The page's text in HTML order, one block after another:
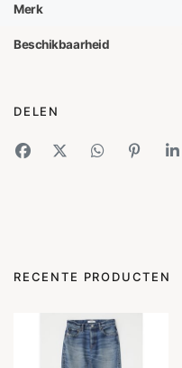
Merk
Beschikbaarheid
DELEN
RECENTE PRODUCTEN